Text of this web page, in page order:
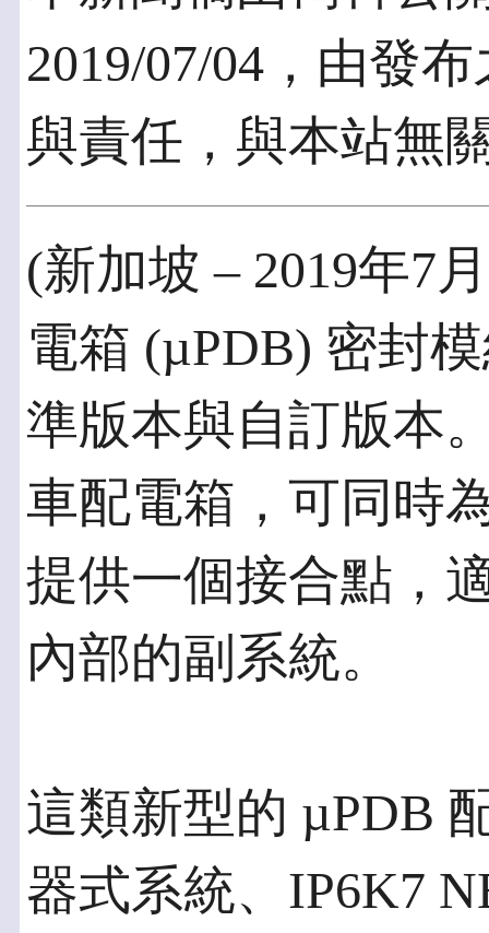
2019/07/04，由發
與責任，與本站無
(新加坡 – 2019年7
電箱 (µPDB) 密封
準版本與自訂版本
車配電箱，可同時
提供一個接合點，
內部的副系統。
這類新型的 µPDB
器式系統、IP6K7